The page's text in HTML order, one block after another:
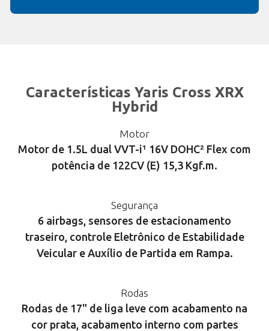
Características Yaris Cross XRX
Hybrid
Motor
Motor de 1.5L dual VVT-i¹ 16V DOHC² Flex com
potência de 122CV (E) 15,3 Kgf.m.
Segurança
6 airbags, sensores de estacionamento
traseiro, controle Eletrônico de Estabilidade
Veicular e Auxílio de Partida em Rampa.
Rodas
Rodas de 17" de liga leve com acabamento na
cor prata, acabamento interno com partes